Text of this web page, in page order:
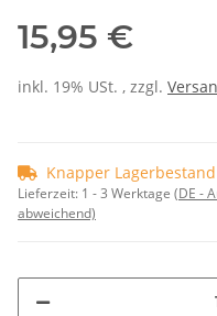
15,95 €
inkl. 19% USt. , zzgl.
Knapper Lagerbestand
Lieferzeit: 1 - 3 Werktage (DE -
abweichend)